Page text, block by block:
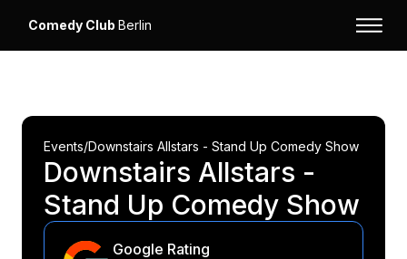
Comedy Club Berlin
Events/Downstairs Allstars - Stand Up Comedy Show
Downstairs Allstars -
Stand Up Comedy Show
Google Rating